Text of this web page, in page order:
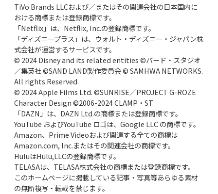
TiVo Brands LLCおよび／またはその関連会社の日本国内に
おける商標または登録商標です。
「Netflix」は、Netflix, Inc.の登録商標です。
「ディズニープラス」は、ウォルト・ディズニー・ジャパン株
式会社が運営するサービスです。
© 2024 Disney and its related entities ©バード・スタジオ
／集英社 ©SAND LAND製作委員会 © SAMHWA NETWORKS.
All rights Reserved.
© 2024 Apple Films Ltd. ©SUNRISE／PROJECT G-ROZE
Character Design ©2006-2024 CLAMP・ST
「DAZN」は、DAZN Ltd.の商標または登録商標です。
YouTube およびYouTube ロゴは、Google LLC の商標です。
Amazon、Prime Videoおよび関連する全ての商標は
Amazon.com, Inc.またはその関連会社の商標です。
HuluはHulu,LLCの登録商標です。
TELASAは、TELASA株式会社の商標または登録商標です。
このホームページに掲載している記事・写真等あらゆる素材
の無断複写・転載を禁じます。